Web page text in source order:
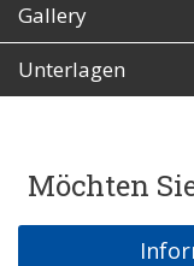
Gallery
Unterlagen
Möchten